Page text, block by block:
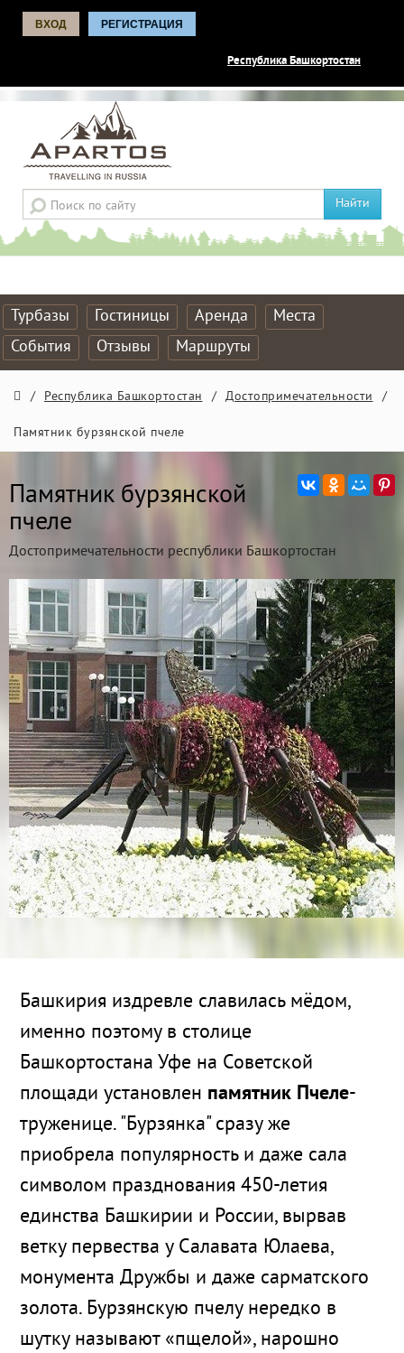
ВХОД РЕГИСТРАЦИЯ
Республика Башкортостан
Найти
Турбазы Гостиницы Аренда
Места
События
Отзывы Маршруты
/ Республика Башкортостан / Достопримечательности /
Памятник бурзянской пчеле
Памятник бурзянской
пчеле
Достопримечательности республики Башкортостан
Башкирия издревле славилась мёдом,
именно поэтому в столице
Башкортостана Уфе на Советской
площади установлен памятник Пчеле-
труженице. "Бурзянка" сразу же
приобрела популярность и даже сала
символом празднования 450-летия
единства Башкирии и России, вырвав
ветку первества у Салавата Юлаева,
монумента Дружбы и даже сарматского
золота. Бурзянскую пчелу нередко в
шутку называют «пщелой», нарошно